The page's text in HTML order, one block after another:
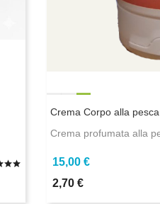
Crema Corpo alla
Crema profumata alla
15,00 €
2,70 €